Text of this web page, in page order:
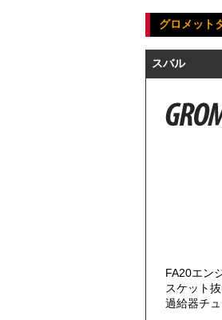
グロメット
スバル
FA20エン
スケット抜
過給器チ